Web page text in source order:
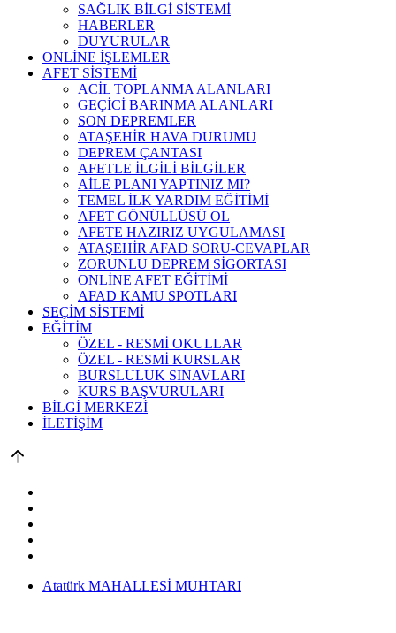
SAĞLIK BİLGİ SİSTEMİ
HABERLER
DUYURULAR
ONLİNE İŞLEMLER
AFET SİSTEMİ
ACİL TOPLANMA ALANLARI
GEÇİCİ BARINMA ALANLARI
SON DEPREMLER
ATAŞEHİR HAVA DURUMU
DEPREM ÇANTASI
AFETLE İLGİLİ BİLGİLER
AİLE PLANI YAPTINIZ MI?
TEMEL İLK YARDIM EĞİTİMİ
AFET GÖNÜLLÜSÜ OL
AFETE HAZIRIZ UYGULAMASI
ATAŞEHİR AFAD SORU-CEVAPLAR
ZORUNLU DEPREM SİGORTASI
ONLİNE AFET EĞİTİMİ
AFAD KAMU SPOTLARI
SEÇİM SİSTEMİ
EĞİTİM
ÖZEL - RESMİ OKULLAR
ÖZEL - RESMİ KURSLAR
BURSLULUK SINAVLARI
KURS BAŞVURULARI
BİLGİ MERKEZİ
İLETİŞİM
Atatürk MAHALLESİ MUHTARI